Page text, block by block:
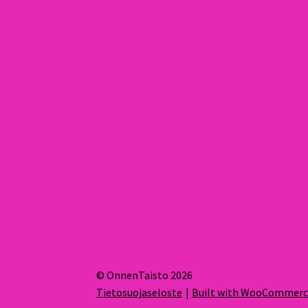
© OnnenTaisto 2026
Tietosuojaseloste
Built with